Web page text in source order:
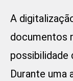
A
documentos
possibilidade
Durante uma